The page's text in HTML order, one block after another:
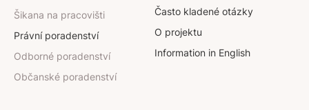
Šikana na pracovišti
Právní poradenství
Odborné poradenství
Občanské poradenství
Často kladené otázky
O projektu
Information in English